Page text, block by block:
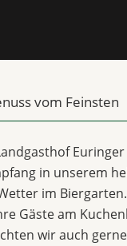
vom Feinsten
in unserem
im
Gäste am
wir auch